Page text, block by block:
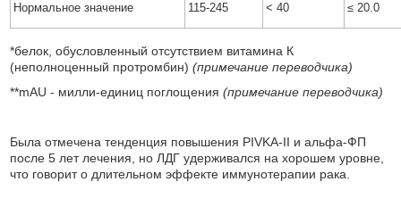
Нормальное значение 115-245 < 40 ≤ 20.0
*белок, обусловленный отсутствием витамина К
(неполноценный протромбин)(примечание переводчика)
**mAU - милли-единиц поглощения(примечание переводчика)
Была отмечена тенденция повышения PIVKA-II и альфа-ФП
после 5 лет лечения, но ЛДГ удерживался на хорошем уровне,
что говорит о длительном эффекте иммунотерапии рака.